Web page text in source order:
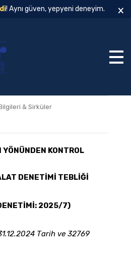
! Aynı güven, yepyeni deneyim. ×
& Sirküler
KONTROL
DENETİMİ TEBLİĞİ
2025/7)
Tarih ve 32769